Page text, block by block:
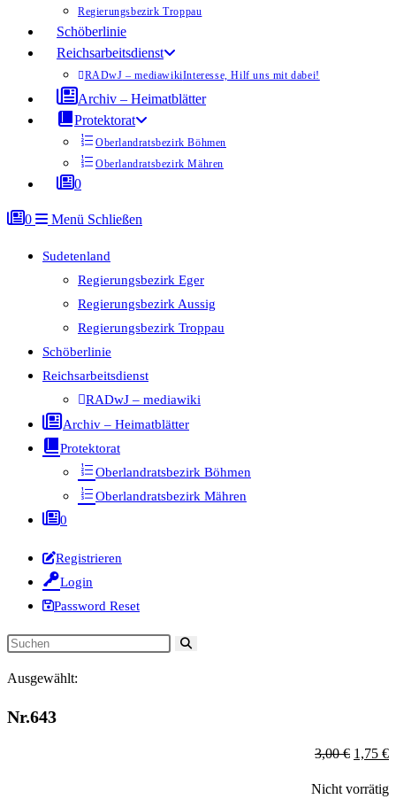
Regierungsbezirk Troppau
Schöberlinie
Reichsarbeitsdienst
RADwJ – mediawikiInteresse, Hilf uns mit dabei!
Archiv – Heimatblätter
Protektorat
Oberlandratsbezirk Böhmen
Oberlandratsbezirk Mähren
0
0 Menü Schließen
Sudetenland
Regierungsbezirk Eger
Regierungsbezirk Aussig
Regierungsbezirk Troppau
Schöberlinie
Reichsarbeitsdienst
RADwJ – mediawiki
Archiv – Heimatblätter
Protektorat
Oberlandratsbezirk Böhmen
Oberlandratsbezirk Mähren
0
Registrieren
Login
Password Reset
Diese
durchsuchen
Ausgewählt:
Nr.643
3,00€
war:
1,75 €
Nicht vorrätig